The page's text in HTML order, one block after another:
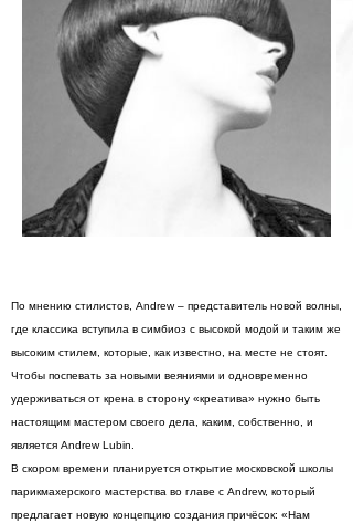
По мнению стилистов, Andrew – представитель новой волны,
где классика вступила в симбиоз с высокой модой и таким же
высоким стилем, которые, как известно, на месте не стоят.
Чтобы поспевать за новыми веяниями и одновременно
удерживаться от крена в сторону «креатива» нужно быть
настоящим мастером своего дела, каким, собственно, и
является Andrew Lubin.
В скором времени планируется открытие московской школы
парикмахерского мастерства во главе с Andrew, который
предлагает новую концепцию создания причёсок: «Нам